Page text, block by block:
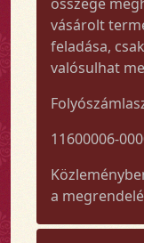
vásárolt
feladása,
valósulhat
11600006-
a